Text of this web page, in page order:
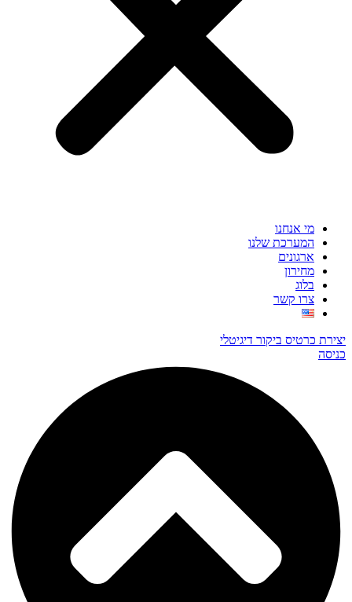
מי אנחנו
המערכת שלנו
ארגונים
מחירון
בלוג
צרו קשר
יצירת כרטיס ביקור דיגיטלי
כניסה